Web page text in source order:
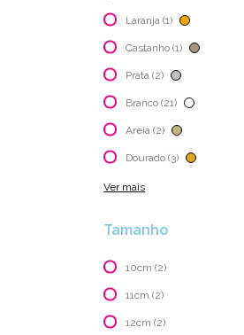
Laranja (1)
Castanho (1)
Prata (2)
Branco (21)
Areia (2)
Dourado (3)
Ver mais
Tamanho
10cm (2)
11cm (2)
12cm (2)